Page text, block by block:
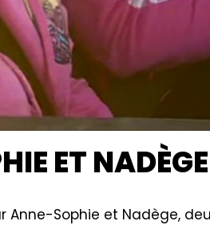
ET
Anne-Sophie et Nadège,